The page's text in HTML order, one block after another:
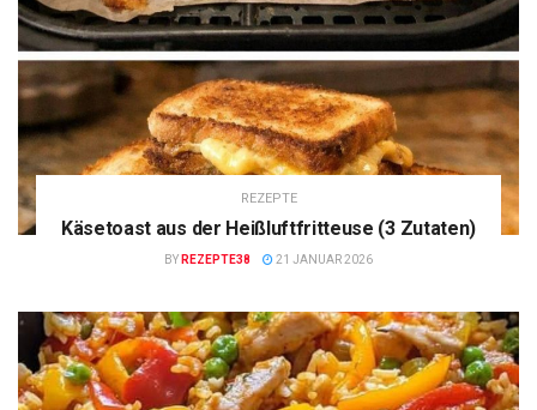
REZEPTE
Käsetoast aus der Heißluftfritteuse (3 Zutaten)
BY REZEPTE38 21 JANUAR 2026